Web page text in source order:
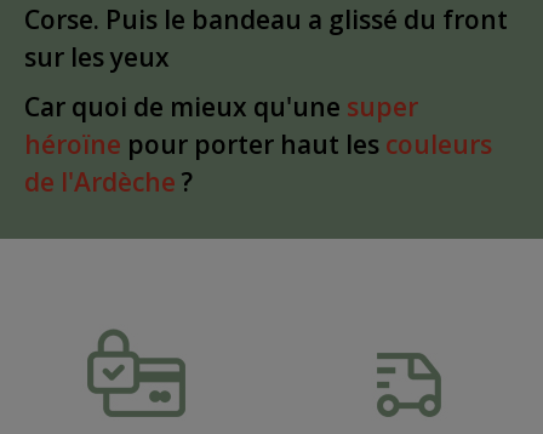
Corse. Puis le bandeau a glissé du front
sur les yeux
Car quoi de mieux qu'une super
héroïne pour porter haut les couleurs
de l'Ardèche ?